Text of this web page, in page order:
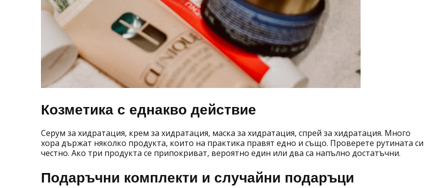
Козметика с еднакво действие
Серум за хидратация, крем за хидратация, маска за хидратация, спрей за хидратация. Много
хора държат няколко продукта, които на практика правят едно и също. Проверете рутината си
честно. Ако три продукта се припокриват, вероятно един или два са напълно достатъчни.
Подаръчни комплекти и случайни подаръци